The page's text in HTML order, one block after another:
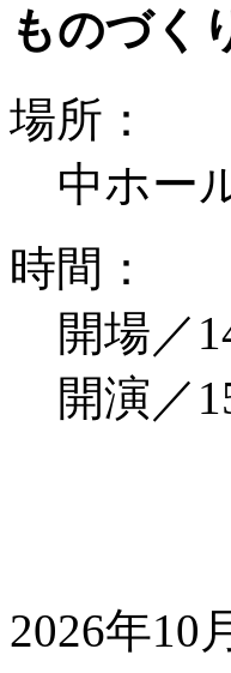
ものづく
場所：
中ホー
時間：
開場／
開演／
2026年10